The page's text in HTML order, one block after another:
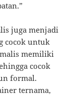
juga menjadi
cocok untuk
memiliki
cocok
formal.
ternama,